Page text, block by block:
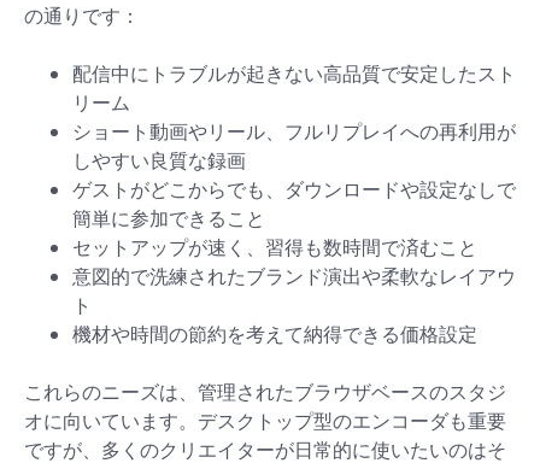
の通りです：
配信中にトラブルが起きない高品質で安定したスト
リーム
ショート動画やリール、フルリプレイへの再利用が
しやすい良質な録画
ゲストがどこからでも、ダウンロードや設定なしで
簡単に参加できること
セットアップが速く、習得も数時間で済むこと
意図的で洗練されたブランド演出や柔軟なレイアウ
ト
機材や時間の節約を考えて納得できる価格設定
これらのニーズは、管理されたブラウザベースのスタジ
オに向いています。デスクトップ型のエンコーダも重要
ですが、多くのクリエイターが日常的に使いたいのはそ